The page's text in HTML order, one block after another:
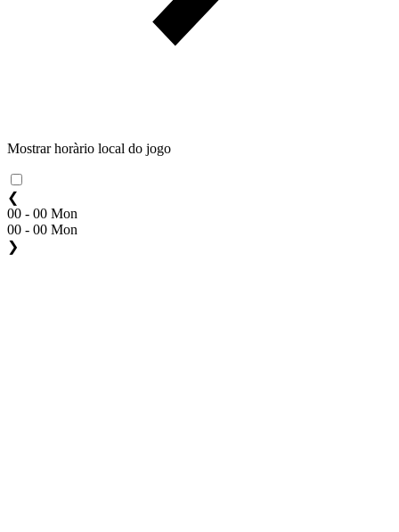
Mostrar horàrio local do jogo
❮
00 - 00 Mon
00 - 00 Mon
❯